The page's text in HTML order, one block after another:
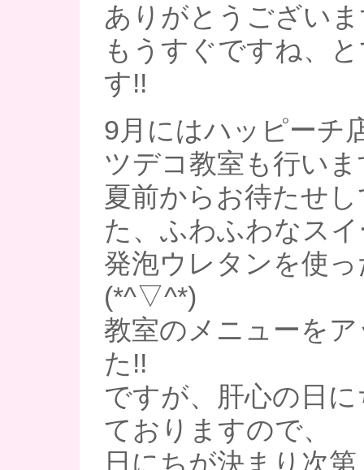
ありがとうござい
もうすぐですね、
す!!
9月にはハッピーチ
ツデコ教室も行いま
夏前からお待たせ
た、ふわふわなス
発泡ウレタンを使
(*^▽^*)
教室のメニューを
た!!
ですが、肝心の日
ておりますので、
日にちが決まり次